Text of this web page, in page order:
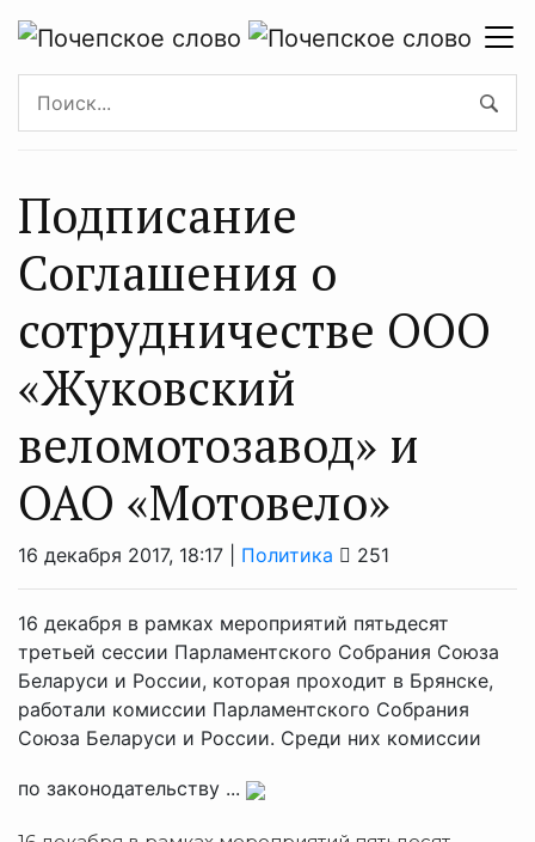
Подписание
Соглашения о
сотрудничестве ООО
«Жуковский
веломотозавод» и
ОАО «Мотовело»
16 декабря 2017, 18:17 | Политика 251
16 декабря в рамках мероприятий пятьдесят
третьей сессии Парламентского Собрания Союза
Беларуси и России, которая проходит в Брянске,
работали комиссии Парламентского Собрания
Союза Беларуси и России. Среди них комиссии
по законодательству ...